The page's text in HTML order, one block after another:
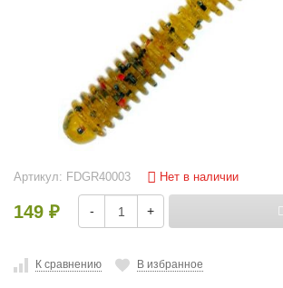
Артикул: FDGR40003 Нет в наличии
149 ₽ - +
К сравнению В избранное